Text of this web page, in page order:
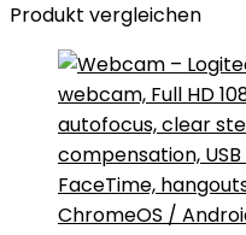
Produkt vergleichen